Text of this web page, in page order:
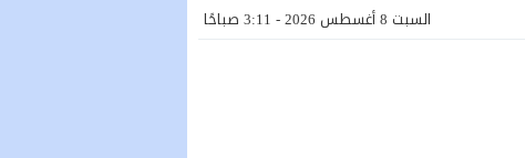
السبت 8 أغسطس 2026 - 3:11 صباحًا